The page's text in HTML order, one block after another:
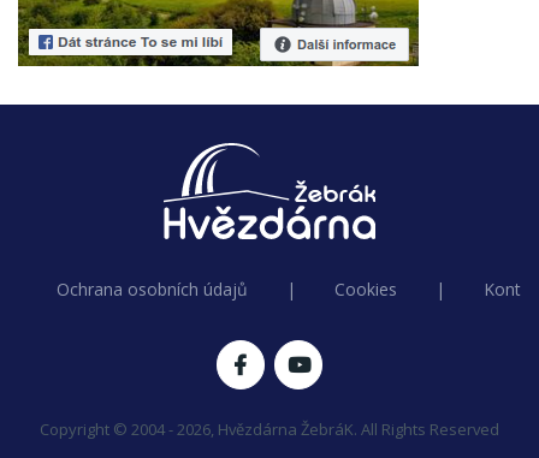
Ochrana osobních údajů | Cookies |
Copyright © 2004 - 2026, Hvězdárna ŽebráK. All Rights Reserved